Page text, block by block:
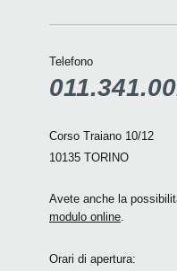
Telefono
Corso Traiano 10/12
10135 TORINO
Avete anche la
modulo online.
Orari di apertura: